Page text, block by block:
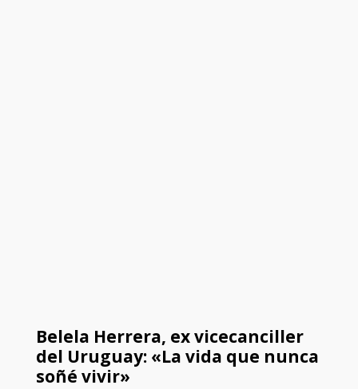
Belela Herrera, ex vicecanciller
del Uruguay: «La vida que nunca
soñé vivir»